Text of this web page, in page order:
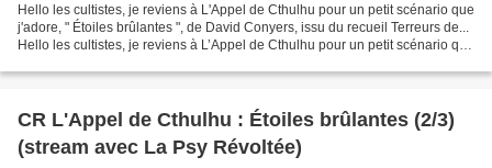
Hello les cultistes, je reviens à L'Appel de Cthulhu pour un petit scénario que
j'adore, " Étoiles brûlantes ", de David Conyers, issu du recueil Terreurs de...
Hello les cultistes, je reviens à L’Appel de Cthulhu pour un petit scénario que
CR L'Appel de Cthulhu : Étoiles brûlantes (2/3)
(stream avec La Psy Révoltée)